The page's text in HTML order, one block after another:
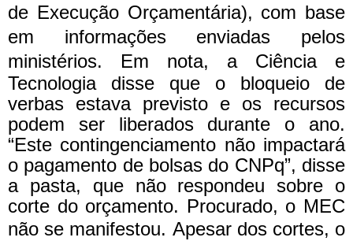
de Execução Orçamentária), com base
em informações enviadas pelos
ministérios. Em nota, a Ciência e
Tecnologia disse que o bloqueio de
verbas estava previsto e os recursos
podem ser liberados durante o ano.
“Este contingenciamento não impactará
o pagamento de bolsas do CNPq”, disse
a pasta, que não respondeu sobre o
corte do orçamento. Procurado, o MEC
não se manifestou. Apesar dos cortes, o